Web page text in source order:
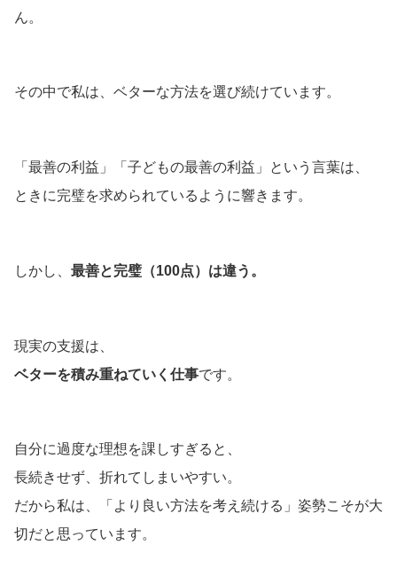
ん。
その中で私は、ベターな方法を選び続けています。
「最善の利益」「子どもの最善の利益」という言葉は、
ときに完璧を求められているように響きます。
しかし、 最善と完璧（100点）は違う。
現実の支援は、
ベターを積み重ねていく仕事です。
自分に過度な理想を課しすぎると、
長続きせず、折れてしまいやすい。
だから私は、「より良い方法を考え続ける」姿勢こそが大
切だと思っています。